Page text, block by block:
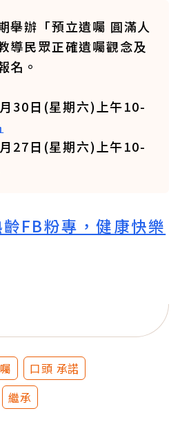
舉辦「預立遺囑 圓滿人
導民眾正確遺囑觀念及
名。
30日(星期六)上午10-
27日(星期六)上午10-
FB粉專，健康快樂
口頭 承諾
繼承